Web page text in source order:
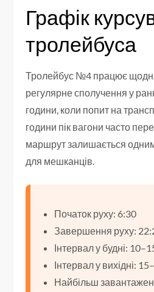
Графік
тролейбуса
Тролейбус №4 працює
регулярне сполучення у
години, коли попит на
години пік вагони часто
маршрут залишається
для мешканців.
Початок руху: 6:30
Завершення руху:
Інтервал у будні:
Інтервал у вихідні:
Найбільш